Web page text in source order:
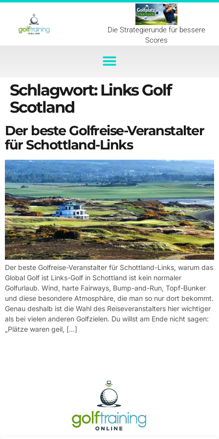
Die Strategierunde für bessere
Scores
Schlagwort:Links Golf
Scotland
Der beste Golfreise-Veranstalter
für Schottland-Links
Der beste Golfreise-Veranstalter für Schottland-Links, warum das
Global Golf ist Links-Golf in Schottland ist kein normaler
Golfurlaub. Wind, harte Fairways, Bump-and-Run, Topf-Bunker
und diese besondere Atmosphäre, die man so nur dort bekommt.
Genau deshalb ist die Wahl des Reiseveranstalters hier wichtiger
als bei vielen anderen Golfzielen. Du willst am Ende nicht sagen:
„Plätze waren geil, […]